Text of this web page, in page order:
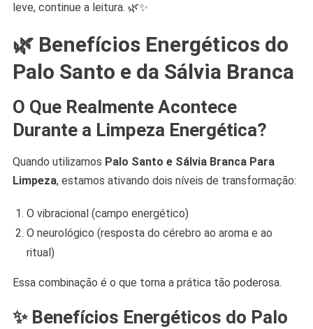
leve, continue a leitura. 🌿✨
🌿 Benefícios Energéticos do
Palo Santo e da Sálvia Branca
O Que Realmente Acontece
Durante a Limpeza Energética?
Quando utilizamos Palo Santo e Sálvia Branca Para
Limpeza, estamos ativando dois níveis de transformação:
O vibracional (campo energético)
O neurológico (resposta do cérebro ao aroma e ao
ritual)
Essa combinação é o que torna a prática tão poderosa.
✨ Benefícios Energéticos do Palo